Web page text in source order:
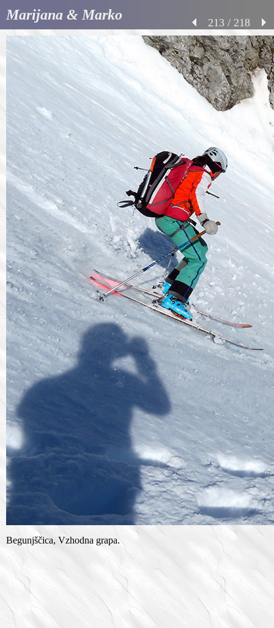
Marijana & Marko 213 / 218
Begunjščica, Vzhodna grapa.